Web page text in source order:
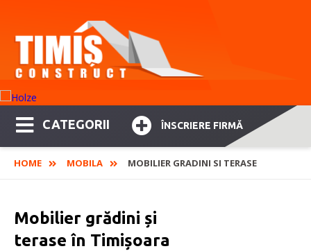
CATEGORII ÎNSCRIERE FIRMĂ
HOME MOBILA MOBILIER GRADINI SI TERASE
Mobilier grădini și
terase în Timișoara